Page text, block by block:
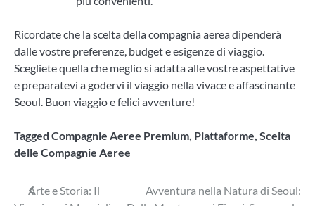
Ricordate che la scelta della compagnia aerea dipenderà
dalle vostre preferenze, budget e esigenze di viaggio.
Scegliete quella che meglio si adatta alle vostre aspettative
e preparatevi a godervi il viaggio nella vivace e affascinante
Seoul. Buon viaggio e felici avventure!
Tagged Compagnie Aeree Premium, Piattaforme, Scelta
delle Compagnie Aeree
Navigazione
Arte e Storia: Il
Avventura nella Natura di Seoul: